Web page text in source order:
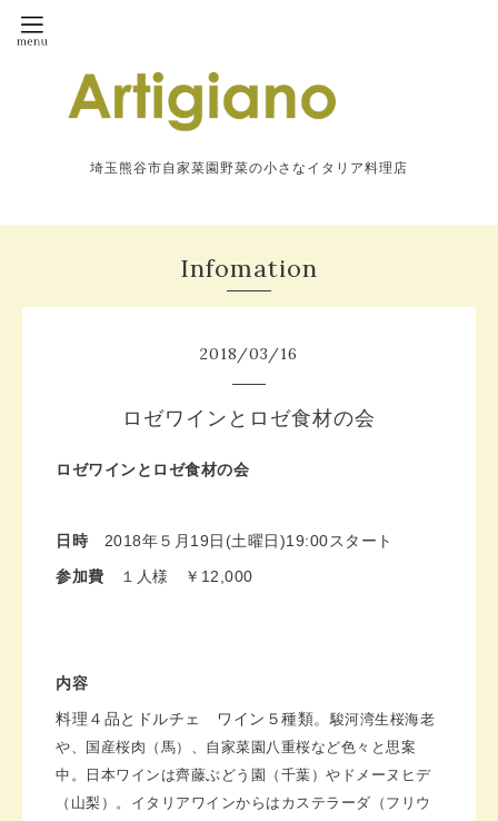
埼玉熊谷市自家菜園野菜の小さなイタリア料理店
Infomation
2018/03/16
ロゼワインとロゼ食材の会
ロゼワインとロゼ食材の会
日時 2018年５月 19日(土曜日)19:00スタート
参加費
１人様 ￥ 12,000
内容
料理４品とドルチェ ワイン５種類。駿河湾生桜海老
や、国産桜肉（馬）、自家菜園八重桜など色々と思案
中。日本ワインは齊藤ぶどう園（千葉）やドメーヌヒデ
（山梨）。イタリアワインからはカステラーダ（フリウ